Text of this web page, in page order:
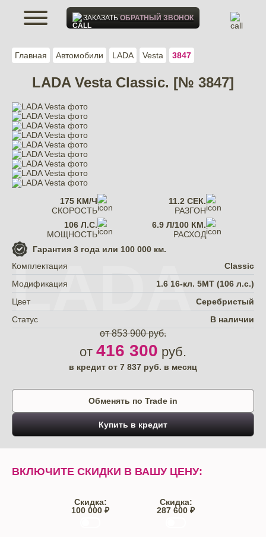
Главная Автомобили LADA Vesta 3847
LADA Vesta Classic. [№ 3847]
LADA
Гарантия 3 года или 100 000 км.
Комплектация
Classic
Модификация
1.6 16-кл. 5МТ (106 л.с.)
Цвет
Серебристый
Статус
В наличии
от 853 900 руб.
от 416 300 руб.
в кредит от 7 837 руб. в месяц
175 КМ/Ч
СКОРОСТЬ
11.2 СЕК.
РАЗГОН
106 Л.С.
МОЩНОСТЬ
6.9 Л/100 КМ.
РАСХОД
Обменять по Trade in
Купить в кредит
ВКЛЮЧИТЕ СКИДКИ В ВАШУ ЦЕНУ:
Скидка:
100 000 ₽
Скидка:
287 600 ₽
ЗАКАЗАТЬОБРАТНЫЙ ЗВОНОК